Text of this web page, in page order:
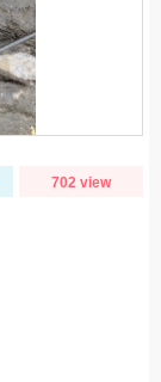
702 view